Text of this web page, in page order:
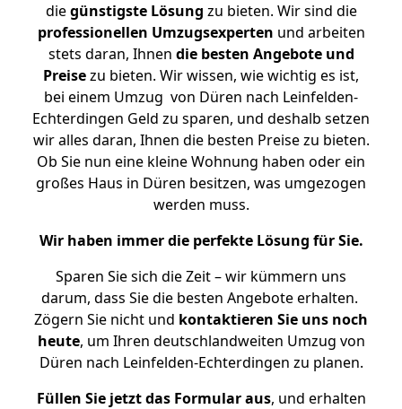
diegünstigste Lösung zu bieten. Wir sind die
professionellen Umzugsexperten und arbeiten
stets daran, Ihnen die besten Angebote und
Preisezu bieten. Wir wissen, wie wichtig es ist,
bei einem Umzug von Düren nach Leinfelden-
Echterdingen Geld zu sparen, und deshalb setzen
wir alles daran, Ihnen die besten Preise zu bieten.
Ob Sie nun eine kleine Wohnung haben oder ein
großes Haus in Düren besitzen, was umgezogen
werden muss.
Wir haben immer die perfekte Lösung für Sie.
Sparen Sie sich die Zeit – wir kümmern uns
darum, dass Sie die besten Angebote erhalten.
Zögern Sie nicht und kontaktieren Sie uns noch
heute, um Ihren deutschlandweiten Umzug von
Düren nach Leinfelden-Echterdingen zu planen.
Füllen Sie jetzt das Formular aus, und erhalten